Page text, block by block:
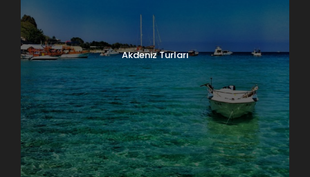
Akdeniz Turları